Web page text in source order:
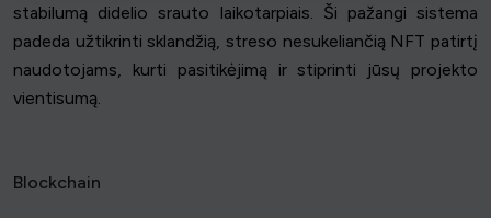
stabilumą didelio srauto laikotarpiais. Ši pažangi sistema
padeda užtikrinti sklandžią, streso nesukeliančią NFT patirtį
naudotojams, kurti pasitikėjimą ir stiprinti jūsų projekto
vientisumą.
Blockchain